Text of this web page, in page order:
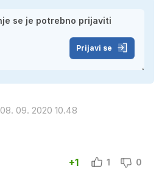
Prijavi se
08. 09. 2020 10.48
+1 1 0